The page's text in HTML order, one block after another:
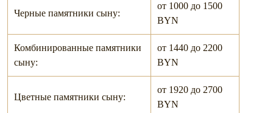
Черные памятники сыну:
от 1000 до 1500
BYN
Комбинированные памятники
сыну:
от 1440 до 2200
BYN
Цветные памятники сыну:
от 1920 до 2700
BYN